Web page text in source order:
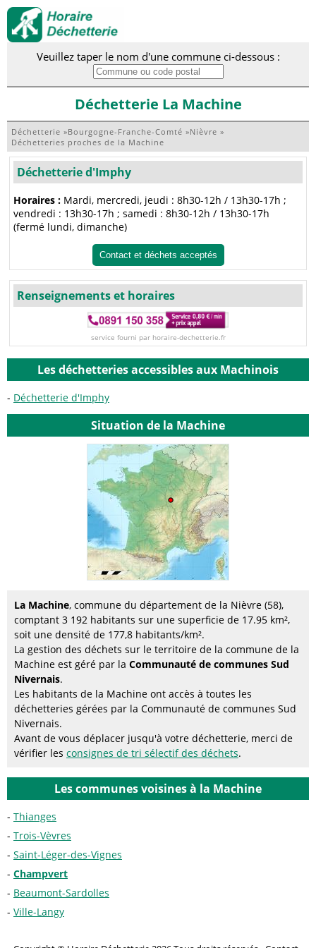
Veuillez taper le nom d'une commune ci-dessous :
Déchetterie La Machine
Déchetterie »Bourgogne-Franche-Comté »Nièvre »
Déchetteries proches de la Machine
Déchetterie d'Imphy
Horaires : Mardi, mercredi, jeudi : 8h30-12h / 13h30-17h ;
vendredi : 13h30-17h ; samedi : 8h30-12h / 13h30-17h
(fermé lundi, dimanche)
Contact et déchets acceptés
Renseignements et horaires
service fourni par horaire-dechetterie.fr
Les déchetteries accessibles aux Machinois
Déchetterie d'Imphy
Situation de la Machine
La Machine, commune du département de la Nièvre (58),
comptant 3 192 habitants sur une superficie de 17.95 km²,
soit une densité de 177,8 habitants/km².
La gestion des déchets sur le territoire de la commune de la
Machine est géré par la Communauté de communes Sud
Nivernais.
Les habitants de la Machine ont accès à toutes les
déchetteries gérées par la Communauté de communes Sud
Nivernais.
Avant de vous déplacer jusqu'à votre déchetterie, merci de
vérifier les consignes de tri sélectif des déchets.
Les communes voisines à la Machine
Thianges
Trois-Vèvres
Saint-Léger-des-Vignes
Champvert
Beaumont-Sardolles
Ville-Langy